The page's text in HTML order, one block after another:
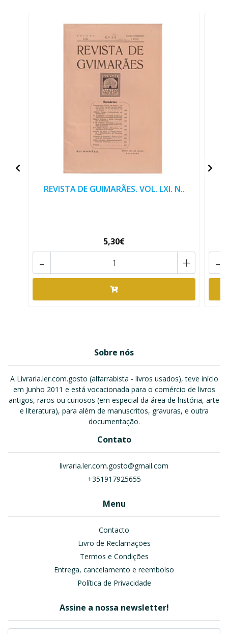
REVISTA DE GUIMARÃES. VOL. LXI. N..
5,30€
+
- -
Sobre nós
A Livraria.ler.com.gosto (alfarrabista - livros usados), teve início
em Junho 2011 e está vocacionada para o comércio de livros
antigos, raros ou curiosos (em especial da área de história, arte
e literatura), para além de manuscritos, gravuras, e outra
documentação.
Contato
livraria.ler.com.gosto@gmail.com
+351917925655
Menu
Contacto
Livro de Reclamações
Termos e Condições
Entrega, cancelamento e reembolso
Política de Privacidade
Assine a nossa newsletter!